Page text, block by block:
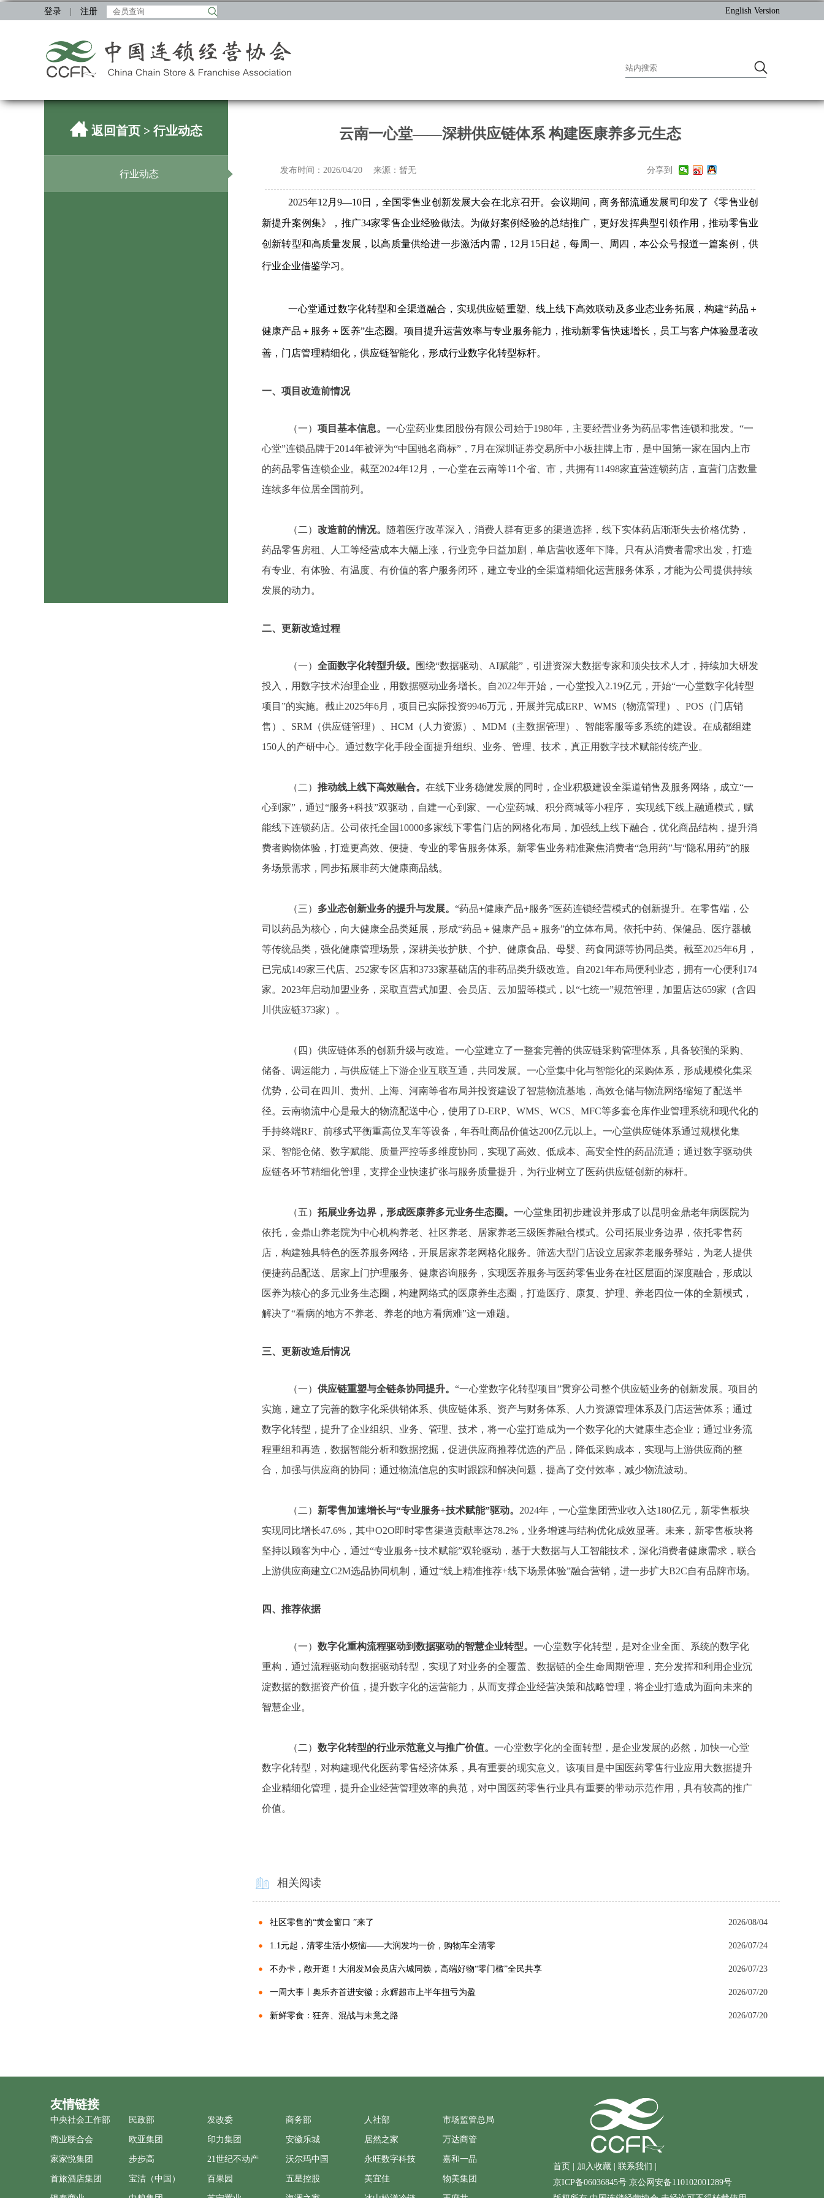
登录 注册 English Version
返回首页 > 行业动态
行业动态
云南一心堂——深耕供应链体系 构建医康养多元生态
发布时间：2026/04/20 来源：暂无 分享到
2025年12月9—10日，全国零售业创新发展大会在北京召开。会议期间，商务部流通发展司印发了《零售业创
新提升案例集》，推广34家零售企业经验做法。为做好案例经验的总结推广，更好发挥典型引领作用，推动零售业
创新转型和高质量发展，以高质量供给进一步激活内需，12月15日起，每周一、周四，本公众号报道一篇案例，供
行业企业借鉴学习。
一心堂通过数字化转型和全渠道融合，实现供应链重塑、线上线下高效联动及多业态业务拓展，构建“药品＋
健康产品＋服务＋医养”生态圈。项目提升运营效率与专业服务能力，推动新零售快速增长，员工与客户体验显著改
善，门店管理精细化，供应链智能化，形成行业数字化转型标杆。
一、 项目改造前情况
（一） 项目基本信息。 一心堂药业集团股份有限公司始于1980年，主要经营业务为药品零售连锁和批发。“一
心堂”连锁品牌于2014年被评为“中国驰名商标”，7月在深圳证券交易所中小板挂牌上市，是中国第一家在国内上市
的药品零售连锁企业。截至2024年12月，一心堂在云南等11个省、市，共拥有11498家直营连锁药店，直营门店数量
连续多年位居全国前列。
（二） 改造前的情况。
随着医疗改革深入，消费人群有更多的渠道选择，线下实体药店渐渐失去价格优势，
药品零售房租、人工等经营成本大幅上涨，行业竞争日益加剧，单店营收逐年下降。只有从消费者需求出发，打造
有专业、有体验、有温度、有价值的客户服务闭环，建立专业的全渠道精细化运营服务体系，才能为公司提供持续
发展的动力。
二、 更新改造过程
（一） 全面数字化转型升级。 围绕“数据驱动、AI赋能”，引进资深大数据专家和顶尖技术人才，持续加大研发
投入，用数字技术治理企业，用数据驱动业务增长。自2022年开始，一心堂投入2.19亿元，开始“一心堂数字化转型
项目”的实施。截止2025年6月，项目已实际投资9946万元，开展并完成ERP、WMS（物流管理）、POS（门店销
售）、SRM（供应链管理）、HCM（人力资源）、MDM（主数据管理）、智能客服等多系统的建设。在成都组建
150人的产研中心。通过数字化手段全面提升组织、业务、管理、技术，真正用数字技术赋能传统产业。
（二） 推动线上线下高效融合。 在线下业务稳健发展的同时，企业积极建设全渠道销售及服务网络，成立“一
心到家”，通过“服务+科技”双驱动，自建一心到家、一心堂药城、积分商城等小程序，
实现线下线上融通模式，赋
能线下连锁药店。公司依托全国 10000多家线下零售门店的网格化布局，加强线上线下融合，优化商品结构，提升消
费者购物体验，打造更高效、便捷、专业的零售服务体系。新零售业务精准聚焦消费者“急用药”与“隐私用药”的服
务场景需求，同步拓展非药大健康商品线。
（三） 多业态创新业务的提升与发展。 “药品+健康产品+服务”医药连锁经营模式的创新提升。在零售端，公
司以药品为核心，向大健康全品类延展，形成“药品＋健康产品＋服务”的立体布局。依托中药、保健品、医疗器械
等传统品类，强化健康管理场景，深耕美妆护肤、个护、健康食品、母婴、药食同源等协同品类。截至2025年6月，
已完成149家三代店、252家专区店和3733家基础店的非药品类升级改造。自2021年布局便利业态，拥有一心便利174
家。2023年启动加盟业务，采取直营式加盟、会员店、云加盟等模式，以“七统一”规范管理，加盟店达659家（含四
川供应链373家）。
（四） 供应链体系的创新升级与改造。一心堂建立了一整套完善的供应链采购管理体系，具备较强的采购、
储备、调运能力，与供应链上下游企业互联互通，共同发展。一心堂集中化与智能化的采购体系，形成规模化集采
优势，公司在四川、贵州、上海、河南等省布局并投资建设了智慧物流基地，高效仓储与物流网络缩短了配送半
径。云南物流中心是最大的物流配送中心，使用了D-ERP、WMS、WCS、MFC等多套仓库作业管理系统和现代化的
手持终端RF、前移式平衡重高位叉车等设备，年吞吐商品价值达200亿元以上。一心堂供应链体系通过规模化集
采、智能仓储、数字赋能、质量严控等多维度协同，实现了高效、低成本、高安全性的药品流通；通过数字驱动供
应链各环节精细化管理，支撑企业快速扩张与服务质量提升，为行业树立了医药供应链创新的标杆。
（五） 拓展业务边界，形成医康养多元业务生态圈。 一心堂集团初步建设并形成了以昆明金鼎老年病医院为
依托，金鼎山养老院为中心机构养老、社区养老、居家养老三级医养融合模式。公司拓展业务边界，依托零售药
店，构建独具特色的医养服务网络，开展居家养老网格化服务。筛选大型门店设立居家养老服务驿站，为老人提供
便捷药品配送、居家上门护理服务、健康咨询服务，实现医养服务与医药零售业务在社区层面的深度融合，形成以
医养为核心的多元业务生态圈，构建网络式的医康养生态圈，打造医疗、康复、护理、养老四位一体的全新模式，
解决了“看病的地方不养老、养老的地方看病难”这一难题。
三、 更新改造后情况
（一） 供应链重塑与全链条协同提升。 “一心堂数字化转型项目”贯穿公司整个供应链业务的创新发展。项目的
实施，建立了完善的数字化采供销体系、供应链体系、资产与财务体系、人力资源管理体系及门店运营体系；通过
数字化转型，提升了企业组织、业务、管理、技术，将一心堂打造成为一个数字化的大健康生态企业；通过业务流
程重组和再造，数据智能分析和数据挖掘，促进供应商推荐优选的产品，降低采购成本，实现与上游供应商的整
合，加强与供应商的协同；通过物流信息的实时跟踪和解决问题，提高了交付效率，减少物流波动。
（二） 新零售加速增长与“专业服务+技术赋能”驱动。 2024年，一心堂集团营业收入达180亿元，新零售板块
实现同比增长47.6%，其中O2O即时零售渠道贡献率达78.2%，业务增速与结构优化成效显著。未来，新零售板块将
坚持以顾客为中心，通过“专业服务+技术赋能”双轮驱动，基于大数据与人工智能技术，深化消费者健康需求，联合
上游供应商建立C2M选品协同机制，通过“线上精准推荐+线下场景体验”融合营销，进一步扩大B2C自有品牌市场。
四、 推荐依据
（一） 数字化重构流程驱动到数据驱动的智慧企业转型。 一心堂数字化转型，是对企业全面、系统的数字化
重构，通过流程驱动向数据驱动转型，实现了对业务的全覆盖、数据链的全生命周期管理，充分发挥和利用企业沉
淀数据的数据资产价值，提升数字化的运营能力，从而支撑企业经营决策和战略管理，将企业打造成为面向未来的
智慧企业。
（二） 数字化转型的行业示范意义与推广价值。 一心堂数字化的全面转型，是企业发展的必然，加快一心堂
数字化转型，对构建现代化医药零售经济体系，具有重要的现实意义。该项目是中国医药零售行业应用大数据提升
企业精细化管理，提升企业经营管理效率的典范，对中国医药零售行业具有重要的带动示范作用，具有较高的推广
价值。
相关阅读
2026/08/04
社区零售的“黄金窗口 ”来了
2026/07/24
1.1元起，清零生活小烦恼——大润发均一价，购物车全清零
2026/07/23
不办卡，敞开逛！大润发M会员店六城同焕，高端好物“零门槛”全民共享
2026/07/20
一周大事丨奥乐齐首进安徽；永辉超市上半年扭亏为盈
2026/07/20
新鲜零食：狂奔、混战与未竟之路
友情链接
中央社会工作部 民政部 发改委 商务部 人社部 市场监管总局
商业联合会 欧亚集团 印力集团 安徽乐城 居然之家 万达商管
家家悦集团 步步高 21世纪不动产 沃尔玛中国 永旺数字科技 嘉和一品
首旅酒店集团 宝洁（中国） 百果园 五星控股 美宜佳 物美集团
首页 加入收藏 联系我们
京ICP备06036845号 京公网安备110102001289号